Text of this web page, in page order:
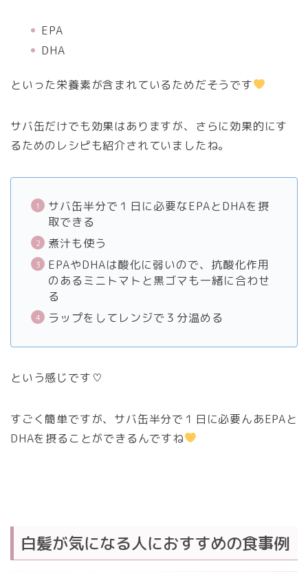
EPA
DHA
といった栄養素が含まれているためだそうです
サバ缶だけでも効果はありますが、さらに効果的にす
るためのレシピも紹介されていましたね。
サバ缶半分で１日に必要なEPAとDHAを摂
取できる
煮汁も使う
EPAやDHAは酸化に弱いので、抗酸化作用
のあるミニトマトと黒ゴマも一緒に合わせ
る
ラップをしてレンジで３分温める
という感じです♡
すごく簡単ですが、サバ缶半分で１日に必要んあEPAと
DHAを摂ることができるんですね
白髪が気になる人におすすめの食事例